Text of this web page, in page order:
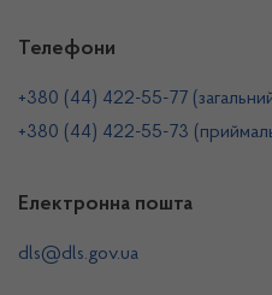
Телефони
+380 (44) 422-55-77
+380 (44) 422-55-73
Електронна пошта
dls@dls.gov.ua